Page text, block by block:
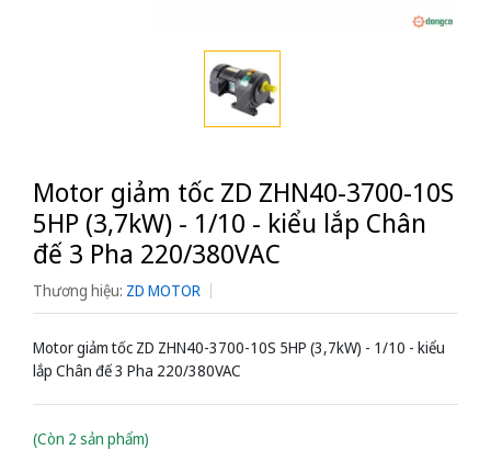
Motor giảm tốc ZD ZHN40-3700-10S
5HP (3,7kW) - 1/10 - kiểu lắp Chân
đế 3 Pha 220/380VAC
Thương hiệu: ZD MOTOR
Motor giảm tốc ZD ZHN40-3700-10S 5HP (3,7kW) - 1/10 - kiểu
lắp Chân đế 3 Pha 220/380VAC
(Còn 2 sản phẩm)